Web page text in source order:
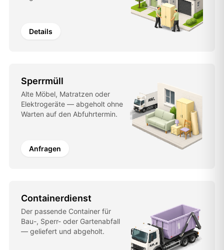
Details
Sperrmüll
Alte Möbel, Matratzen oder
Elektrogeräte — abgeholt ohne
Warten auf den Abfuhrtermin.
Anfragen
Containerdienst
Der passende Container für
Bau-, Sperr- oder Gartenabfall
— geliefert und abgeholt.